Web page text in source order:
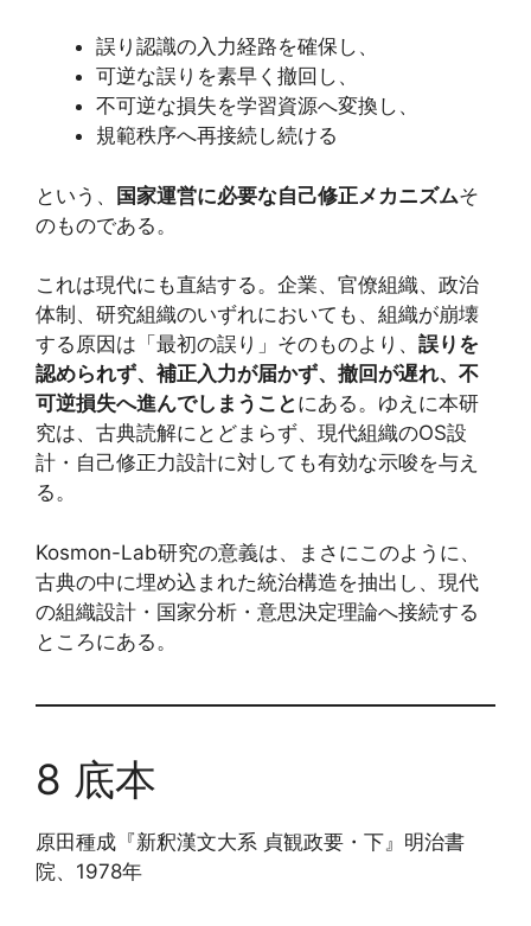
誤り認識の入力経路を確保し、
可逆な誤りを素早く撤回し、
不可逆な損失を学習資源へ変換し、
規範秩序へ再接続し続ける
という、 国家運営に必要な自己修正メカニズムそ
のものである。
これは現代にも直結する。企業、官僚組織、政治
体制、研究組織のいずれにおいても、組織が崩壊
する原因は「最初の誤り」そのものより、 誤りを
認められず、補正入力が届かず、撤回が遅れ、不
可逆損失へ進んでしまうこと にある。ゆえに本研
究は、古典読解にとどまらず、現代組織のOS設
計・自己修正力設計に対しても有効な示唆を与え
る。
Kosmon-Lab研究の意義は、まさにこのように、
古典の中に埋め込まれた統治構造を抽出し、現代
の組織設計・国家分析・意思決定理論へ接続する
ところにある。
8 底本
原田種成『新釈漢文大系 貞観政要・下』明治書
院、1978年